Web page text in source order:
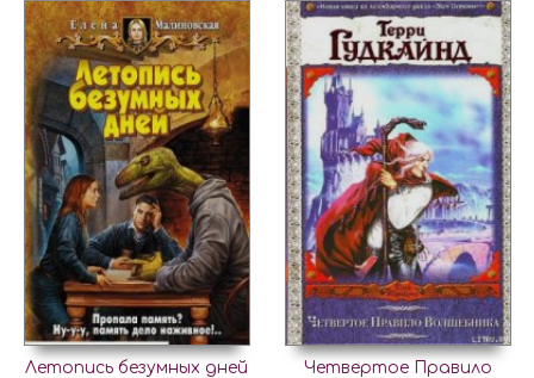
Летопись безумных дней
Четвертое Правило